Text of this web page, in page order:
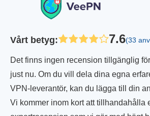
Vårt betyg: 7.6(33
Det finns ingen recension tillgänglig
just nu. Om du vill dela dina egna
VPN-leverantör, kan du lägga till din
Vi kommer inom kort att tillhandahålla